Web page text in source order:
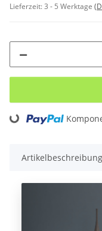
Lieferzeit:3 - 5 Werktage
Loading...
Artikelbeschreibung